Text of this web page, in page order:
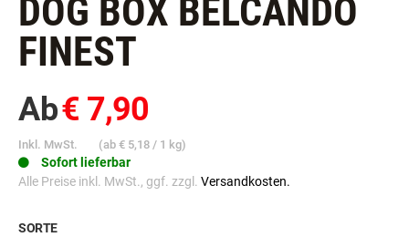
DOG BOX BELCANDO
FINEST
Ab€ 7,90
Inkl. MwSt. (ab € 5,18 / 1 kg)
Sofort lieferbar
Alle Preise inkl. MwSt., ggf. zzgl. Versandkosten.
SORTE